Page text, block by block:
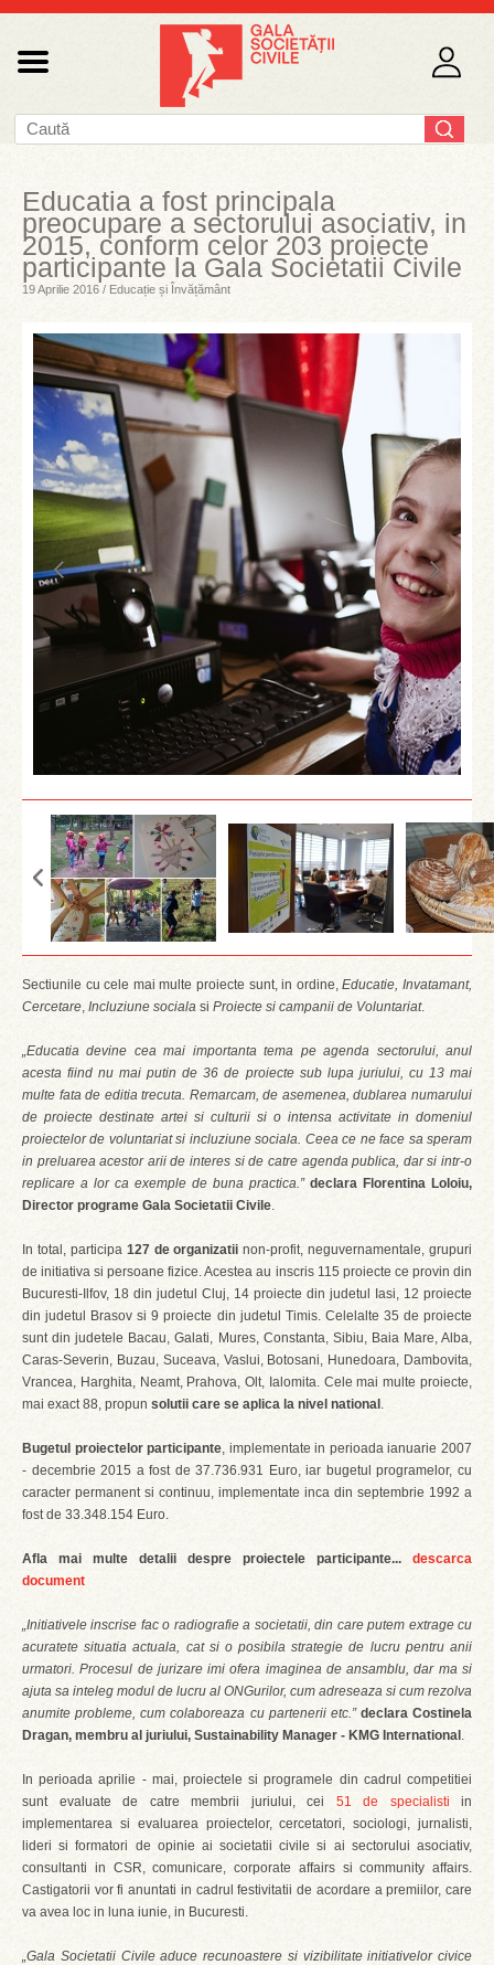
Educatia a fost principala
preocupare a sectorului asociativ, in
2015, conform celor 203 proiecte
participante la Gala Societatii Civile
19 Aprilie 2016 / Educație și Învățământ
Sectiunile cu cele mai multe proiecte sunt, in ordine,Educatie, Invatamant,
Cercetare, Incluziune sociala si Proiecte si campanii de Voluntariat.
„Educatia devine cea mai importanta tema pe agenda sectorului, anul
acesta fiind nu mai putin de 36 de proiecte sub lupa juriului, cu 13 mai
multe fata de editia trecuta. Remarcam, de asemenea, dublarea numarului
de proiecte destinate artei si culturii si o intensa activitate in domeniul
proiectelor de voluntariat si incluziune sociala. Ceea ce ne face sa speram
in preluarea acestor arii de interes si de catre agenda publica, dar si intr-o
replicare a lor ca exemple de buna practica.” declara Florentina Loloiu,
Director programe Gala Societatii Civile.
In total, participa 127 de organizatii non-profit, neguvernamentale, grupuri
de initiativa si persoane fizice. Acestea au inscris 115 proiecte ce provin din
Bucuresti-Ilfov, 18 din judetul Cluj, 14 proiecte din judetul Iasi, 12 proiecte
din judetul Brasov si 9 proiecte din judetul Timis. Celelalte 35 de proiecte
sunt din judetele Bacau, Galati, Mures, Constanta, Sibiu, Baia Mare, Alba,
Caras-Severin, Buzau, Suceava, Vaslui, Botosani, Hunedoara, Dambovita,
Vrancea, Harghita, Neamt, Prahova, Olt, Ialomita. Cele mai multe proiecte,
mai exact 88, propun solutii care se aplica la nivel national .
Bugetul proiectelor participante, implementate in perioada ianuarie 2007
- decembrie 2015 a fost de 37.736.931 Euro, iar bugetul programelor, cu
caracter permanent si continuu, implementate inca din septembrie 1992 a
fost de 33.348.154 Euro.
Afla mai multe detalii despre proiectele participante... descarca
document
„Initiativele inscrise fac o radiografie a societatii, din care putem extrage cu
acuratete situatia actuala, cat si o posibila strategie de lucru pentru anii
urmatori. Procesul de jurizare imi ofera imaginea de ansamblu, dar ma si
ajuta sa inteleg modul de lucru al ONGurilor, cum adreseaza si cum rezolva
anumite probleme, cum colaboreaza cu partenerii etc.” declara Costinela
Dragan, membru al juriului, Sustainability Manager - KMG International .
In perioada aprilie - mai, proiectele si programele din cadrul competitiei
sunt evaluate de catre membrii juriului, cei 51 de specialisti in
implementarea si evaluarea proiectelor, cercetatori, sociologi, jurnalisti,
lideri si formatori de opinie ai societatii civile si ai sectorului asociativ,
consultanti in CSR, comunicare, corporate affairs si community affairs.
Castigatorii vor fi anuntati in cadrul festivitatii de acordare a premiilor, care
va avea loc in luna iunie, in Bucuresti.
„Gala Societatii Civile aduce recunoastere si vizibilitate initiativelor civice